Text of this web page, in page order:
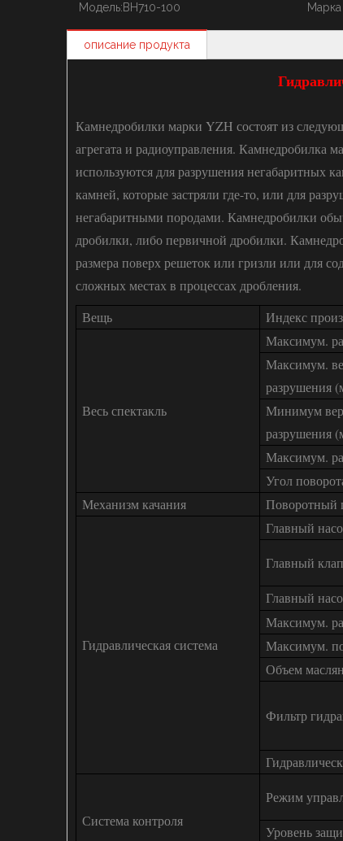
Модель:BH710-100
описание продукта
Камнедробилки марки YZH состоят из
агрегата и радиоуправления. Камнедробилка
используются для разрушения негабаритных
камней, которые застряли где-то, или для
негабаритными породами. Камнедробилки
дробилки, либо первичной дробилки.
размера поверх решеток или гризли или для
сложных местах в процессах дробления.
Вещь
Индекс
Весь спектакль
Максимум.
Максимум.
разрушения
Минимум
разрушения
Максимум.
Угол
Механизм качания
Поворотный
Гидравлическая система
Главный
Главный
Главный
Максимум.
Максимум.
Объем
Фильтр
Система контроля
Режим
Уровень